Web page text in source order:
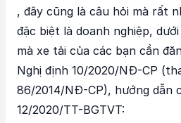
, đây cũng là câu hỏi mà rất
đặc biệt là doanh nghiệp,
mà xe tải của các bạn cần
Nghị định 10/2020/NĐ-CP
86/2014/NĐ-CP), hướng dẫn
12/2020/TT-BGTVT: